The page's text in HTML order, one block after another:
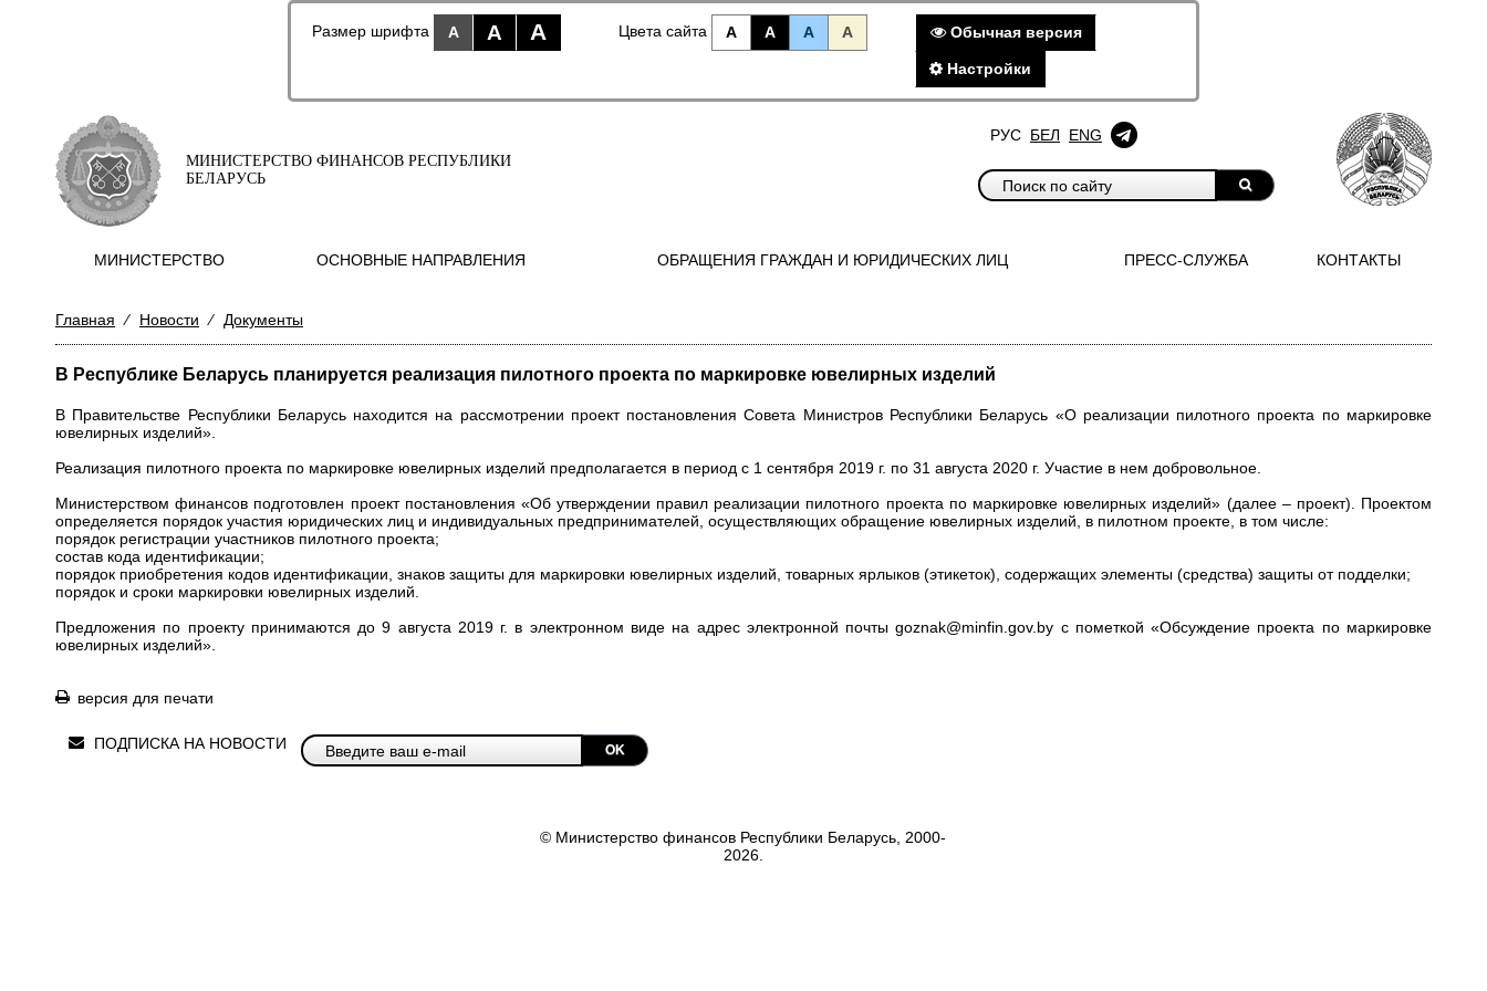
Размер шрифта A A A Цвета сайта A A A A Обычная версия
Настройки
МИНИСТЕРСТВО ФИНАНСОВ РЕСПУБЛИКИ
БЕЛАРУСЬ
РУС БЕЛ ENG
МИНИСТЕРСТВО ОСНОВНЫЕ НАПРАВЛЕНИЯ ОБРАЩЕНИЯ ГРАЖДАН И ЮРИДИЧЕСКИХ ЛИЦ ПРЕСС-СЛУЖБА КОНТАКТЫ
Главная ⁄ Новости ⁄ Документы
В Республике Беларусь планируется реализация пилотного проекта по маркировке ювелирных изделий
В Правительстве Республики Беларусь находится на рассмотрении проект постановления Совета Министров Республики Беларусь «О реализации пилотного проекта по маркировке
ювелирных изделий».
Реализация пилотного проекта по маркировке ювелирных изделий предполагается в период с 1 сентября 2019 г. по 31 августа 2020 г. Участие в нем добровольное.
Министерством финансов подготовлен проект постановления «Об утверждении правил реализации пилотного проекта по маркировке ювелирных изделий» (далее – проект). Проектом
определяется порядок участия юридических лиц и индивидуальных предпринимателей, осуществляющих обращение ювелирных изделий, в пилотном проекте, в том числе:
порядок регистрации участников пилотного проекта;
состав кода идентификации;
порядок приобретения кодов идентификации, знаков защиты для маркировки ювелирных изделий, товарных ярлыков (этикеток), содержащих элементы (средства) защиты от подделки;
порядок и сроки маркировки ювелирных изделий.
Предложения по проекту принимаются до 9 августа 2019 г. в электронном виде на адрес электронной почтыgoznak@minfin.gov.by с пометкой «Обсуждение проекта по маркировке
ювелирных изделий».
версия для печати
ПОДПИСКА НА НОВОСТИ OK
© Министерство финансов Республики Беларусь, 2000-
2026.